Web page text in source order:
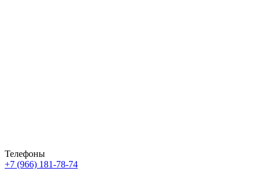
Телефоны
+7 (966) 181-78-74